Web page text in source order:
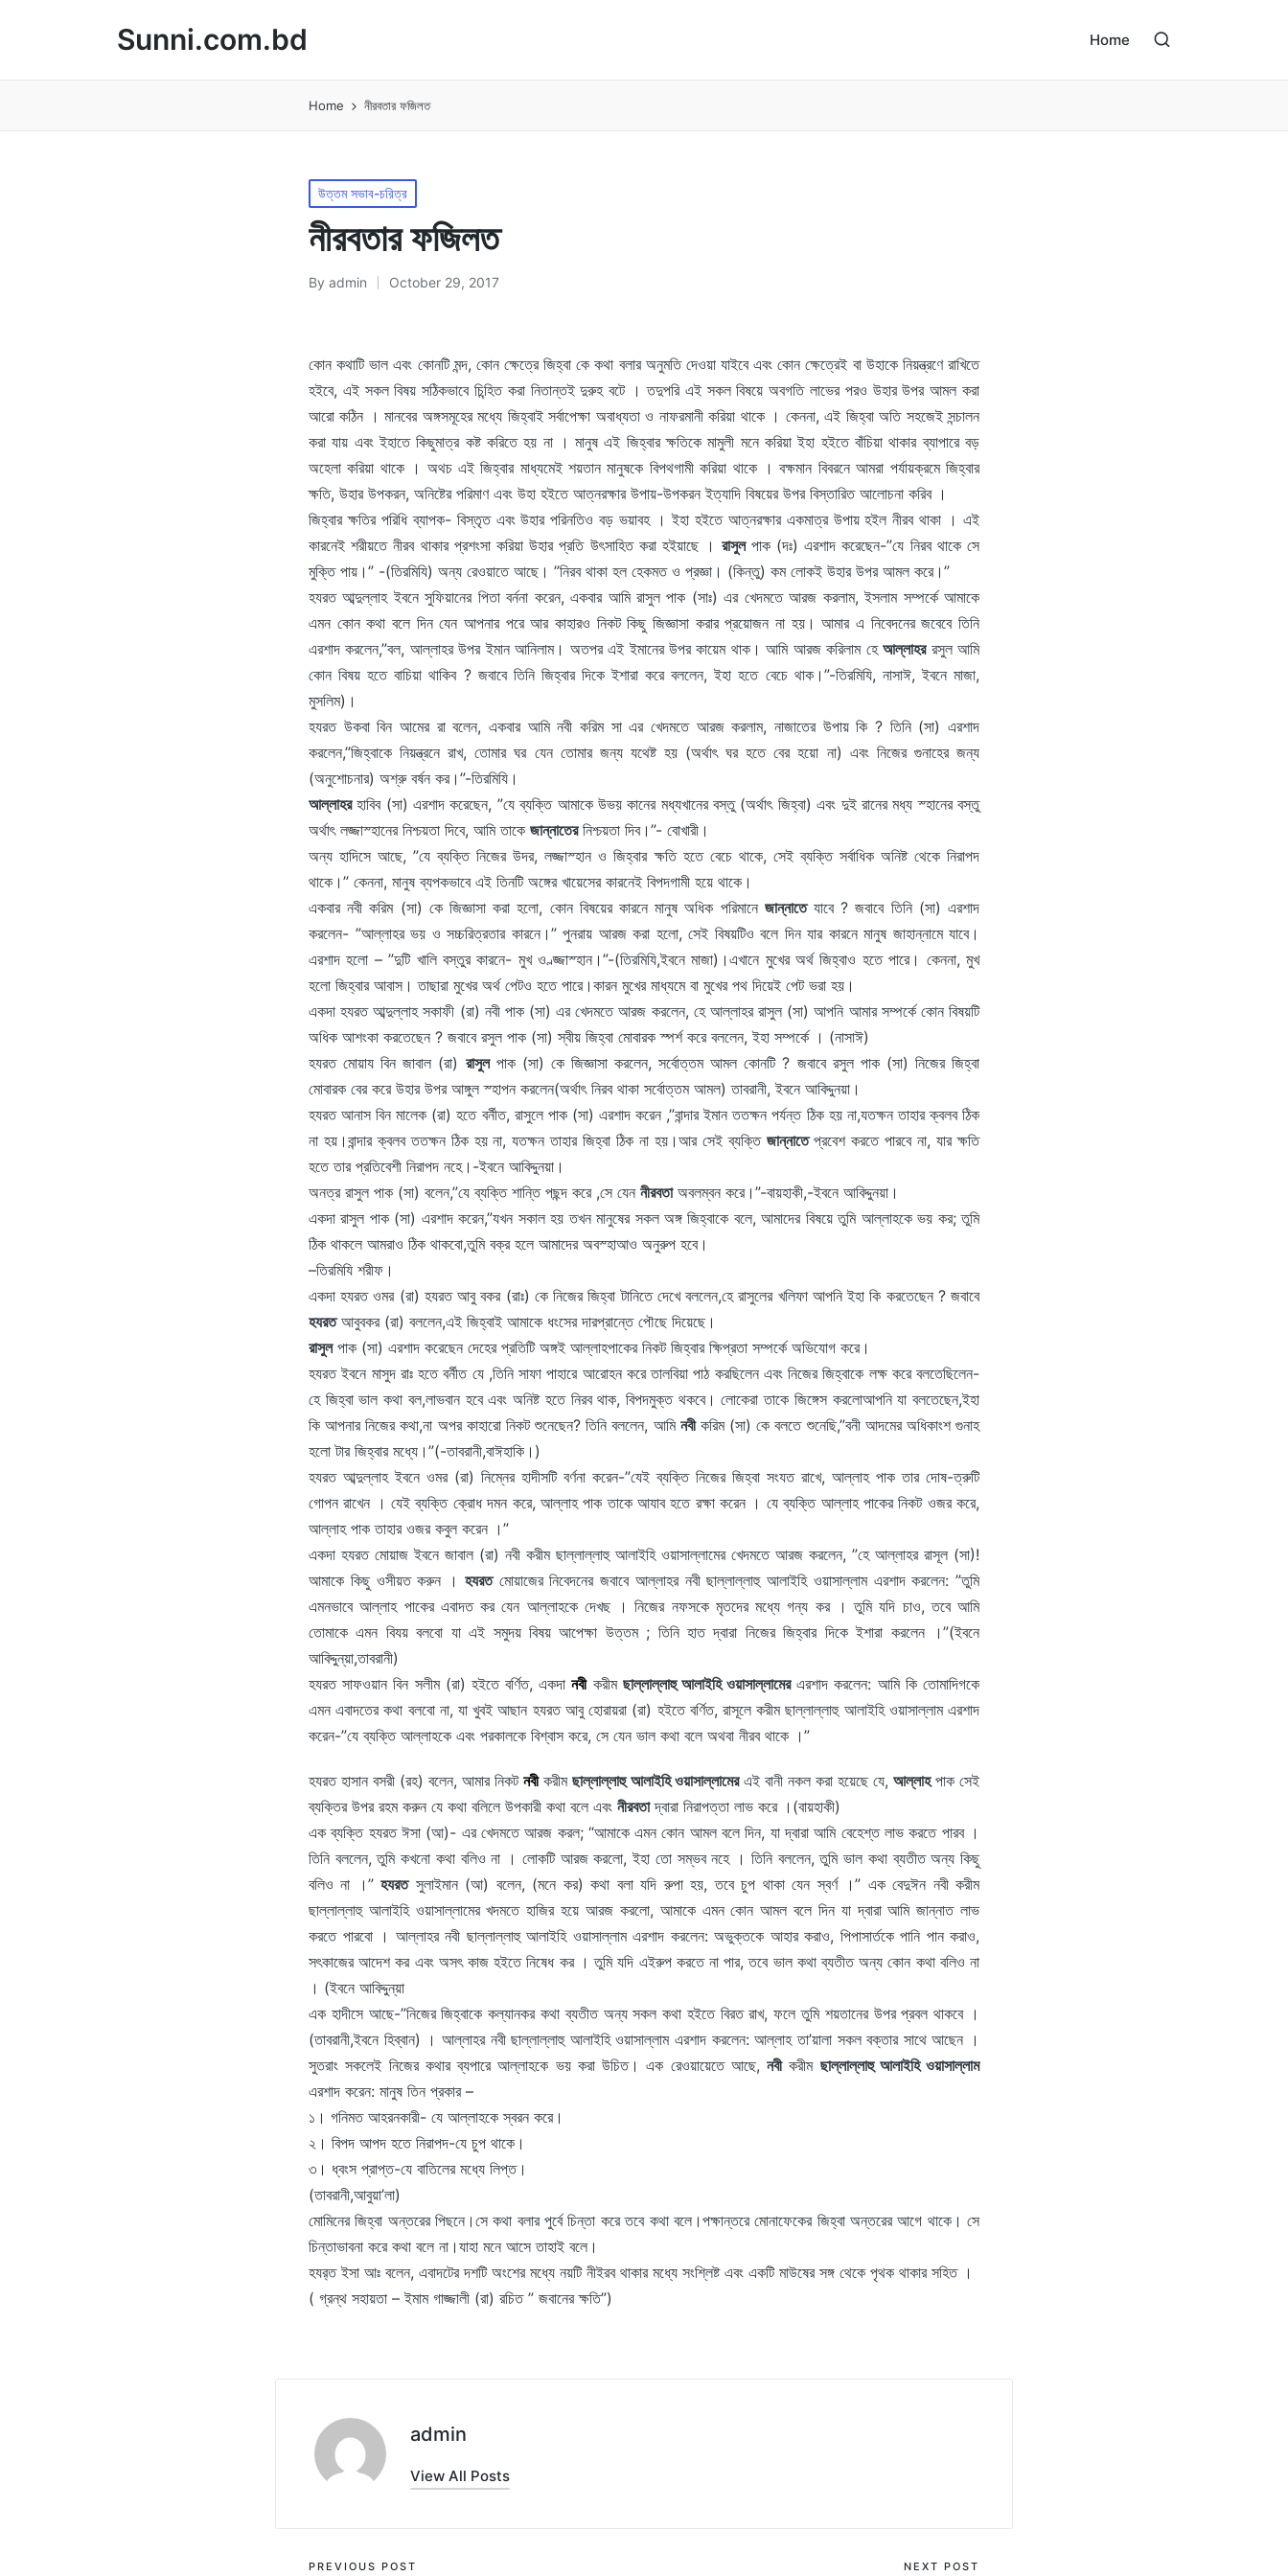
Sunni.com.bd Home
Home নীরবতার ফজিলত
Posted
in
উত্তম সভাব-চরিত্র
নীরবতার ফজিলত
Posted
By admin October 29, 2017
কোন কথাটি ভাল এবং কোনটি মন্দ, কোন ক্ষেত্রে জিহ্বা কে কথা বলার অনুমতি দেওয়া যাইবে এবং কোন ক্ষেত্রেই বা উহাকে নিয়ন্ত্রণে রাখিতে
হইবে, এই সকল বিষয় সঠিকভাবে চিন্হিত করা নিতান্তই দুরুহ বটে । তদুপরি এই সকল বিষয়ে অবগতি লাভের পরও উহার উপর আমল করা
আরো কঠিন । মানবের অঙ্গসমূহের মধ্যে জিহ্বাই সর্বাপেক্ষা অবাধ্যতা ও নাফরমানী করিয়া থাকে । কেননা, এই জিহ্বা অতি সহজেই সন্চালন
করা যায় এবং ইহাতে কিছুমাত্র কষ্ট করিতে হয় না । মানুষ এই জিহ্বার ক্ষতিকে মামুলী মনে করিয়া ইহা হইতে বাঁচিয়া থাকার ব্যাপারে বড়
অহেলা করিয়া থাকে । অথচ এই জিহ্বার মাধ্যমেই শয়তান মানুষকে বিপথগামী করিয়া থাকে । বক্ষমান বিবরনে আমরা পর্যায়ক্রমে জিহ্বার
ক্ষতি, উহার উপকরন, অনিষ্টের পরিমাণ এবং উহা হইতে আত্নরক্ষার উপায়-উপকরন ইত্যাদি বিষয়ের উপর বিস্তারিত আলোচনা করিব ।
জিহ্বার ক্ষতির পরিধি ব্যাপক- বিস্তৃত এবং উহার পরিনতিও বড় ভয়াবহ । ইহা হইতে আত্নরক্ষার একমাত্র উপায় হইল নীরব থাকা । এই
কারনেই শরীয়তে নীরব থাকার প্রশংসা করিয়া উহার প্রতি উৎসাহিত করা হইয়াছে । রাসুলপাক (দঃ) এরশাদ করেছেন-”যে নিরব থাকে সে
মুক্তি পায়।” -(তিরমিযি) অন্য রেওয়াতে আছে। ”নিরব থাকা হল হেকমত ও প্রজ্ঞা। (কিন্তু) কম লোকই উহার উপর আমল করে।”
হযরত আব্দুল্লাহ ইবনে সুফিয়ানের পিতা বর্ননা করেন, একবার আমি রাসুল পাক (সাঃ) এর খেদমতে আরজ করলাম, ইসলাম সম্পর্কে আমাকে
এমন কোন কথা বলে দিন যেন আপনার পরে আর কাহারও নিকট কিছু জিজ্ঞাসা করার প্রয়োজন না হয়। আমার এ নিবেদনের জবেবে তিনি
এরশাদ করলেন,”বল, আল্লাহর উপর ইমান আনিলাম। অতপর এই ইমানের উপর কায়েম থাক। আমি আরজ করিলাম হেআল্লাহররসুল আমি
কোন বিষয় হতে বাচিয়া থাকিব ? জবাবে তিনি জিহ্বার দিকে ইশারা করে বললেন, ইহা হতে বেচে থাক।”-তিরমিযি, নাসাঈ, ইবনে মাজা,
মুসলিম)।
হযরত উকবা বিন আমের রা বলেন, একবার আমি নবী করিম সা এর খেদমতে আরজ করলাম, নাজাতের উপায় কি ? তিনি (সা) এরশাদ
করলেন,”জিহ্বাকে নিয়ন্ত্রনে রাখ, তোমার ঘর যেন তোমার জন্য যথেষ্ট হয় (অর্থাৎ ঘর হতে বের হয়ো না) এবং নিজের গুনাহের জন্য
(অনুশোচনার) অশ্রু বর্ষন কর।”-তিরমিযি।
আল্লাহরহাবিব (সা) এরশাদ করেছেন, ”যে ব্যক্তি আমাকে উভয় কানের মধ্যখানের বস্তু (অর্থাৎ জিহ্বা) এবং দুই রানের মধ্য স্হানের বস্তু
অর্থাৎ লজ্জাস্হানের নিশ্চয়তা দিবে, আমি তাকে জান্নাতেরনিশ্চয়তা দিব।”- বোখারী।
অন্য হাদিসে আছে, ”যে ব্যক্তি নিজের উদর, লজ্জাস্হান ও জিহ্বার ক্ষতি হতে বেচে থাকে, সেই ব্যক্তি সর্বাধিক অনিষ্ট থেকে নিরাপদ
থাকে।” কেননা, মানুষ ব্যপকভাবে এই তিনটি অঙ্গের খায়েসের কারনেই বিপদগামী হয়ে থাকে।
একবার নবী করিম (সা) কে জিজ্ঞাসা করা হলো, কোন বিষয়ের কারনে মানুষ অধিক পরিমানে জান্নাতেযাবে ? জবাবে তিনি (সা) এরশাদ
করলেন- ”আল্লাহর ভয় ও সচ্চরিত্রতার কারনে।” পুনরায় আরজ করা হলো, সেই বিষয়টিও বলে দিন যার কারনে মানুষ জাহান্নামে যাবে।
এরশাদ হলো – ”দুটি খালি বস্তুর কারনে- মুখ ও ল্জ্জাস্হান।”-(তিরমিযি,ইবনে মাজা)।এখানে মুখের অর্থ জিহ্বাও হতে পারে। কেননা, মুখ
হলো জিহ্বার আবাস। তাছারা মুখের অর্থ পেটও হতে পারে।কারন মুখের মাধ্যমে বা মুখের পথ দিয়েই পেট ভরা হয়।
একদা হযরত আব্দুল্লাহ সকাফী (রা) নবী পাক (সা) এর খেদমতে আরজ করলেন, হে আল্লাহর রাসুল (সা) আপনি আমার সম্পর্কে কোন বিষয়টি
অধিক আশংকা করতেছেন ? জবাবে রসুল পাক (সা) স্বীয় জিহ্বা মোবারক স্পর্শ করে বললেন, ইহা সম্পর্কে । (নাসাঈ)
হযরত মোয়ায বিন জাবাল (রা) রাসুলপাক (সা) কে জিজ্ঞাসা করলেন, সর্বোত্তম আমল কোনটি ? জবাবে রসুল পাক (সা) নিজের জিহ্বা
মোবারক বের করে উহার উপর আঙ্গুল স্হাপন করলেন(অর্থাৎ নিরব থাকা সর্বোত্তম আমল) তাবরানী, ইবনে আবিদ্দুনয়া।
হযরত আনাস বিন মালেক (রা) হতে বর্নীত, রাসুলে পাক (সা) এরশাদ করেন ,”বান্দার ইমান ততক্ষন পর্যন্ত ঠিক হয় না,যতক্ষন তাহার ক্বলব ঠিক
না হয়।বান্দার ক্বলব ততক্ষন ঠিক হয় না, যতক্ষন তাহার জিহ্বা ঠিক না হয়।আর সেই ব্যক্তি জান্নাতেপ্রবেশ করতে পারবে না, যার ক্ষতি
হতে তার প্রতিবেশী নিরাপদ নহে।-ইবনে আবিদ্দুনয়া।
অনত্র রাসুল পাক (সা) বলেন,”যে ব্যক্তি শান্তি পছন্দ করে ,সে যেন নীরবতাঅবলম্বন করে।”-বায়হাকী,-ইবনে আবিদ্দুনয়া।
একদা রাসুল পাক (সা) এরশাদ করেন,”যখন সকাল হয় তখন মানুষের সকল অঙ্গ জিহ্বাকে বলে, আমাদের বিষয়ে তুমি আল্লাহকে ভয় কর; তুমি
ঠিক থাকলে আমরাও ঠিক থাকবো,তুমি বক্র হলে আমাদের অবস্হাআও অনুরুপ হবে।
–তিরমিযি শরীফ।
একদা হযরত ওমর (রা) হযরত আবু বকর (রাঃ) কে নিজের জিহ্বা টানিতে দেখে বললেন,হে রাসুলের খলিফা আপনি ইহা কি করতেছেন ? জবাবে
হযরতআবুবকর (রা) বললেন,এই জিহ্বাই আমাকে ধংসের দারপ্রান্তে পৌছে দিয়েছে।
রাসুলপাক (সা) এরশাদ করেছেন দেহের প্রতিটি অঙ্গই আল্লাহপাকের নিকট জিহ্বার ক্ষিপ্রতা সম্পর্কে অভিযোগ করে।
হযরত ইবনে মাসুদ রাঃ হতে বর্নীত যে ,তিনি সাফা পাহারে আরোহন করে তালবিয়া পাঠ করছিলেন এবং নিজের জিহ্বাকে লক্ষ করে বলতেছিলেন-
হে জিহ্বা ভাল কথা বল,লাভবান হবে এবং অনিষ্ট হতে নিরব থাক, বিপদমুক্ত থকবে। লোকেরা তাকে জিঙ্গেস করলোআপনি যা বলতেছেন,ইহা
কি আপনার নিজের কথা,না অপর কাহারো নিকট শুনেছেন? তিনি বললেন, আমি নবীকরিম (সা) কে বলতে শুনেছি,”বনী আদমের অধিকাংশ গুনাহ
হলো টার জিহ্বার মধ্যে।”(-তাবরানী,বাঈহাকি।)
হযরত আব্দুল্লাহ ইবনে ওমর (রা) নিম্নের হাদীসটি বর্ণনা করেন-”যেই ব্যক্তি নিজের জিহ্বা সংযত রাখে, আল্লাহ পাক তার দোষ-ত্রুটি
গোপন রাখেন । যেই ব্যক্তি ক্রোধ দমন করে, আল্লাহ পাক তাকে আযাব হতে রক্ষা করেন । যে ব্যক্তি আল্লাহ পাকের নিকট ওজর করে,
আল্লাহ পাক তাহার ওজর কবুল করেন ।”
একদা হযরত মোয়াজ ইবনে জাবাল (রা) নবী করীম ছাল্লাল্লাহু আলাইহি ওয়াসাল্লামের খেদমতে আরজ করলেন, ”হে আল্লাহর রাসূল (সা)!
আমাকে কিছু ওসীয়ত করুন । হযরতমোয়াজের নিবেদনের জবাবে আল্লাহর নবী ছাল্লাল্লাহু আলাইহি ওয়াসাল্লাম এরশাদ করলেন: ”তুমি
এমনভাবে আল্লাহ পাকের এবাদত কর যেন আল্লাহকে দেখছ । নিজের নফসকে মৃতদের মধ্যে গন্য কর । তুমি যদি চাও, তবে আমি
তোমাকে এমন বিযয় বলবো যা এই সমুদয় বিষয় আপেক্ষা উত্তম ; তিনি হাত দ্বারা নিজের জিহ্বার দিকে ইশারা করলেন ।”(ইবনে
আবিদ্দুন্‌য়া,তাবরানী)
হযরত সাফওয়ান বিন সলীম (রা) হইতে বর্ণিত, একদানবীকরীম ছাল্লাল্লাহু আলাইহি ওয়াসাল্লামেরএরশাদ করলেন: আমি কি তোমাদিগকে
এমন এবাদতের কথা বলবো না, যা খুবই আছান হযরত আবু হোরায়রা (রা) হইতে বর্ণিত, রাসূলে করীম ছাল্লাল্লাহু আলাইহি ওয়াসাল্লাম এরশাদ
করেন-”যে ব্যক্তি আল্লাহকে এবং পরকালকে বিশ্বাস করে, সে যেন ভাল কথা বলে অথবা নীরব থাকে ।”
হযরত হাসান বসরী (রহ) বলেন, আমার নিকটনবীকরীমছাল্লাল্লাহু আলাইহি ওয়াসাল্লামেরএই বানী নকল করা হয়েছে যে, আল্লাহপাক সেই
ব্যক্তির উপর রহম করুন যে কথা বলিলে উপকারী কথা বলে এবং নীরবতাদ্বারা নিরাপত্তা লাভ করে ।(বায়হাকী)
এক ব্যক্তি হযরত ঈসা (আ)- এর খেদমতে আরজ করল; “আমাকে এমন কোন আমল বলে দিন, যা দ্বারা আমি বেহেশ্ত লাভ করতে পারব ।
তিনি বললেন, তুমি কখনো কথা বলিও না । লোকটি আরজ করলো, ইহা তো সম্ভব নহে । তিনি বললেন, তুমি ভাল কথা ব্যতীত অন্য কিছু
বলিও না ।”হযরতসুলাইমান (আ) বলেন, (মনে কর) কথা বলা যদি রুপা হয়, তবে চুপ থাকা যেন স্বর্ণ ।” এক বেদুঈন নবী করীম
ছাল্লাল্লাহু আলাইহি ওয়াসাল্লামের খদমতে হাজির হয়ে আরজ করলো, আমাকে এমন কোন আমল বলে দিন যা দ্বারা আমি জান্নাত লাভ
করতে পারবো । আল্লাহর নবী ছাল্লাল্লাহু আলাইহি ওয়াসাল্লাম এরশাদ করলেন: অভুক্তকে আহার করাও, পিপাসার্তকে পানি পান করাও,
সৎকাজের আদেশ কর এবং অসৎ কাজ হইতে নিষেধ কর । তুমি যদি এইরুপ করতে না পার, তবে ভাল কথা ব্যতীত অন্য কোন কথা বলিও না
। (ইবনে আবিদ্দুন্‌য়া
এক হাদীসে আছে-”নিজের জিহ্বাকে কল্যানকর কথা ব্যতীত অন্য সকল কথা হইতে বিরত রাখ, ফলে তুমি শয়তানের উপর প্রবল থাকবে ।
(তাবরানী,ইবনে হিব্বান) । আল্লাহর নবী ছাল্লাল্লাহু আলাইহি ওয়াসাল্লাম এরশাদ করলেন: আল্লাহ তা’য়ালা সকল বক্তার সাথে আছেন ।
সুতরাং সকলেই নিজের কথার ব্যপারে আল্লাহকে ভয় করা উচিত। এক রেওয়ায়েতে আছে, নবীকরীম ছাল্লাল্লাহু আলাইহি ওয়াসাল্লাম
এরশাদ করেন: মানুষ তিন প্রকার –
১। গনিমত আহরনকারী- যে আল্লাহকে স্বরন করে।
২। বিপদ আপদ হতে নিরাপদ-যে চুপ থাকে।
৩। ধ্বংস প্রাপ্ত-যে বাতিলের মধ্যে লিপ্ত।
(তাবরানী,আবুয়া’লা)
মোমিনের জিহ্বা অন্তরের পিছনে।সে কথা বলার পুর্বে চিন্তা করে তবে কথা বলে।পক্ষান্তরে মোনাফেকের জিহ্বা অন্তরের আগে থাকে। সে
চিন্তাভাবনা করে কথা বলে না।যাহা মনে আসে তাহাই বলে।
হযর‌্ত ইসা আঃ বলেন, এবাদটের দশটি অংশের মধ্যে নয়টি নীইরব থাকার মধ্যে সংশ্লিষ্ট এবং একটি মাউষের সঙ্গ থেকে পৃথক থাকার সহিত ।
( গ্রন্থ সহায়তা – ইমাম গাজ্জালী (রা) রচিত ” জবানের ক্ষতি”)
admin
View All Posts
PREVIOUS POST NEXT POST